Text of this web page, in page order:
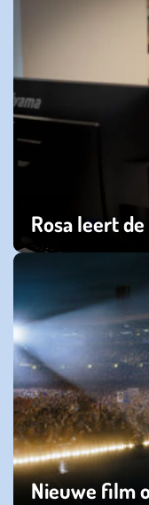
Rosa leert
vrijdag 05 juni 2026
Nieuwe film